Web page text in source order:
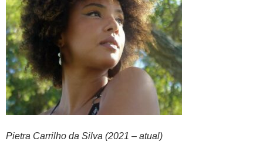
Pietra Carrilho da Silva (2021 – atual)